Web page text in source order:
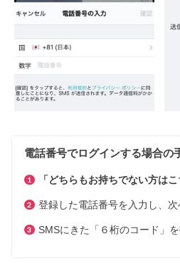
電話番号でログインする場合の
「どちらもお持ちでない方はこ
登録した電話番号を入力し、次
SMSにきた「６桁のコード」